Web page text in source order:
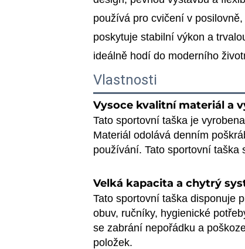
používá pro cvičení v
poskytuje stabilní výkon a
ideálně hodí do moderního
Vlastnosti
Vysoce kvalitní materiál a
Tato sportovní taška je
Materiál odolává denním
používání. Tato sportovní taška
Velká kapacita a chytrý
Tato sportovní taška disponuje
obuv, ručníky, hygienické
se zabrání nepořádku a
položek.